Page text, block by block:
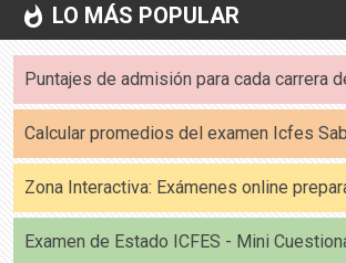
whatshot LO MÁS POPULAR
Puntajes de admisión para cada carrera
Calcular promedios del examen Icfes
Zona Interactiva: Exámenes online
Examen de Estado ICFES - Mini